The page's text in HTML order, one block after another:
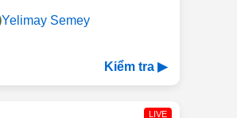
Yelimay Semey
Kiểm tra ▶
LIVE